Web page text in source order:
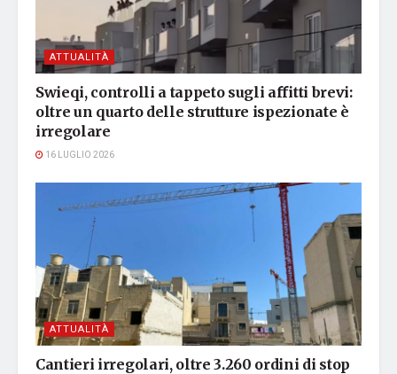
ATTUALITÀ
Swieqi, controlli a tappeto sugli affitti brevi:
oltre un quarto delle strutture ispezionate è
irregolare
16 LUGLIO 2026
ATTUALITÀ
Cantieri irregolari, oltre 3.260 ordini di stop